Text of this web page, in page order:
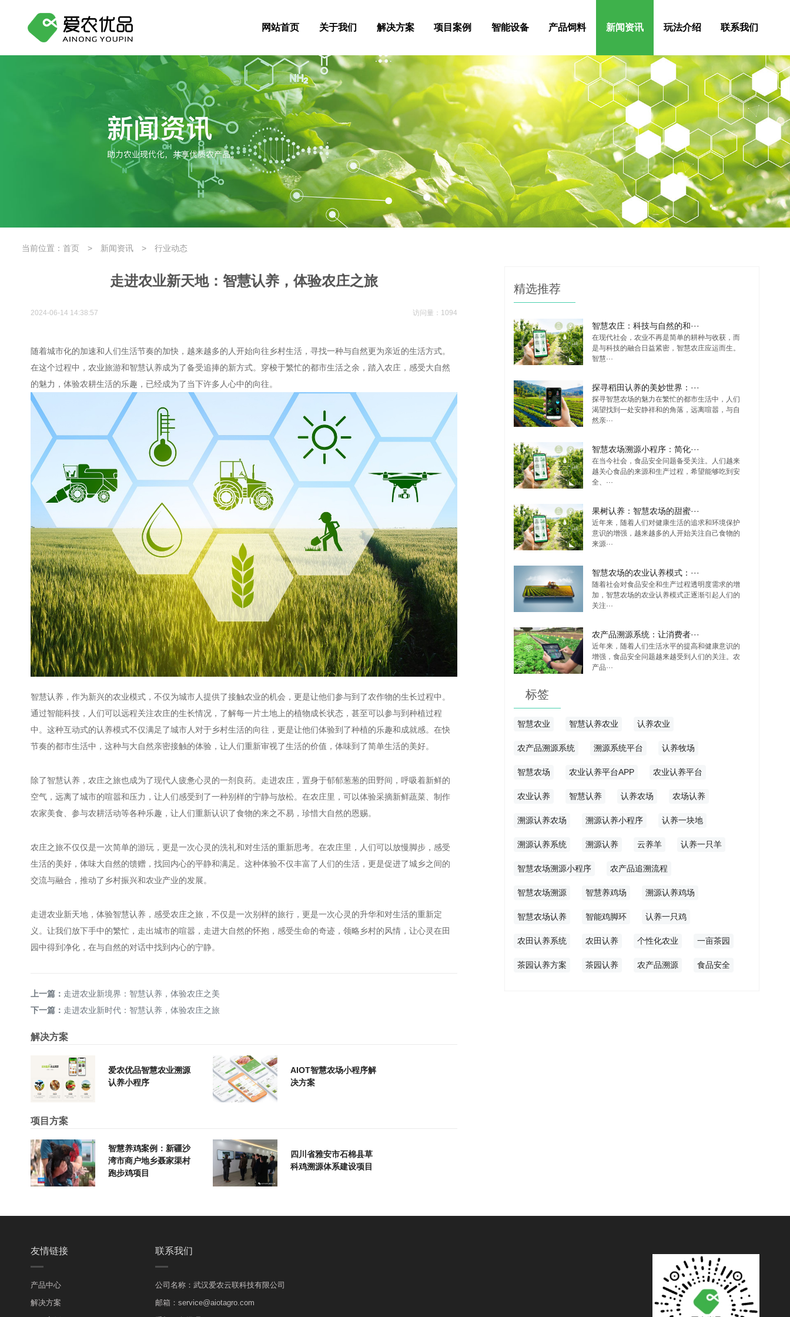
网站首页 关于我们 解决方案 项目案例 智能设备 产品饲料 新闻资讯 玩法介绍 联系我们
当前位置： 首页 > 新闻资讯 > 行业动态
走进农业新天地：智慧认养，体验农庄之旅
2024-06-14 14:38:57 访问量：1094
随着城市化的加速和人们生活节奏的加快，越来越多的人开始向往乡村生活，寻找一种与自然更为亲近的生活方式。
在这个过程中，农业旅游和智慧认养成为了备受追捧的新方式。穿梭于繁忙的都市生活之余，踏入农庄，感受大自然
的魅力，体验农耕生活的乐趣，已经成为了当下许多人心中的向往。
智慧认养，作为新兴的农业模式，不仅为城市人提供了接触农业的机会，更是让他们参与到了农作物的生长过程中。
通过智能科技，人们可以远程关注农庄的生长情况，了解每一片土地上的植物成长状态，甚至可以参与到种植过程
中。这种互动式的认养模式不仅满足了城市人对于乡村生活的向往，更是让他们体验到了种植的乐趣和成就感。在快
节奏的都市生活中，这种与大自然亲密接触的体验，让人们重新审视了生活的价值，体味到了简单生活的美好。
除了智慧认养，农庄之旅也成为了现代人疲惫心灵的一剂良药。走进农庄，置身于郁郁葱葱的田野间，呼吸着新鲜的
空气，远离了城市的喧嚣和压力，让人们感受到了一种别样的宁静与放松。在农庄里，可以体验采摘新鲜蔬菜、制作
农家美食、参与农耕活动等各种乐趣，让人们重新认识了食物的来之不易，珍惜大自然的恩赐。
农庄之旅不仅仅是一次简单的游玩，更是一次心灵的洗礼和对生活的重新思考。在农庄里，人们可以放慢脚步，感受
生活的美好，体味大自然的馈赠，找回内心的平静和满足。这种体验不仅丰富了人们的生活，更是促进了城乡之间的
交流与融合，推动了乡村振兴和农业产业的发展。
走进农业新天地，体验智慧认养，感受农庄之旅，不仅是一次别样的旅行，更是一次心灵的升华和对生活的重新定
义。让我们放下手中的繁忙，走出城市的喧嚣，走进大自然的怀抱，感受生命的奇迹，领略乡村的风情，让心灵在田
园中得到净化，在与自然的对话中找到内心的宁静。
上一篇： 走进农业新境界：智慧认养，体验农庄之美
下一篇： 走进农业新时代：智慧认养，体验农庄之旅
解决方案
爱农优品智慧农业溯源
认养小程序
AIOT智慧农场小程序解
决方案
项目方案
智慧养鸡案例：新疆沙
湾市商户地乡聂家渠村
跑步鸡项目
四川省雅安市石棉县草
科鸡溯源体系建设项目
精选推荐
智慧农庄：科技与自然的和···
在现代社会，农业不再是简单的耕种与收获，而
是与科技的融合日益紧密，智慧农庄应运而生。
智慧···
探寻稻田认养的美妙世界：···
探寻智慧农场的魅力在繁忙的都市生活中，人们
渴望找到一处安静祥和的角落，远离喧嚣，与自
然亲···
智慧农场溯源小程序：简化···
在当今社会，食品安全问题备受关注。人们越来
越关心食品的来源和生产过程，希望能够吃到安
全、···
果树认养：智慧农场的甜蜜···
近年来，随着人们对健康生活的追求和环境保护
意识的增强，越来越多的人开始关注自己食物的
来源···
智慧农场的农业认养模式：···
随着社会对食品安全和生产过程透明度需求的增
加，智慧农场的农业认养模式正逐渐引起人们的
关注···
农产品溯源系统：让消费者···
近年来，随着人们生活水平的提高和健康意识的
增强，食品安全问题越来越受到人们的关注。农
产品···
标签
智慧农业 智慧认养农业 认养农业
农产品溯源系统 溯源系统平台 认养牧场
智慧农场 农业认养平台APP 农业认养平台
农业认养 智慧认养 认养农场 农场认养
溯源认养农场 溯源认养小程序 认养一块地
溯源认养系统 溯源认养 云养羊 认养一只羊
智慧农场溯源小程序 农产品追溯流程
智慧农场溯源 智慧养鸡场 溯源认养鸡场
智慧农场认养 智能鸡脚环 认养一只鸡
农田认养系统 农田认养 个性化农业 一亩茶园
茶园认养方案 茶园认养 农产品溯源 食品安全
友情链接
产品中心
解决方案
联系我们
公司名称：武汉爱农云联科技有限公司
邮箱：service@aiotagro.com